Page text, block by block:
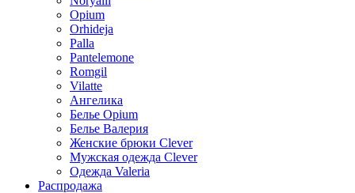
Opium
Orhideja
Palla
Pantelemone
Romgil
Vilatte
Ангелика
Белье Opium
Белье Валерия
Женские брюки Clever
Мужская одежда Clever
Одежда Valeria
Распродажа